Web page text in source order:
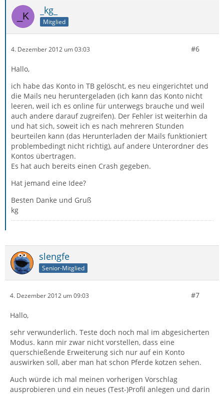
_kg_
Mitglied
4. Dezember 2012 um 03:03 #6
Hallo,
ich habe das Konto in TB gelöscht, es neu eingerichtet und
die Mails neu heruntergeladen (ich kann das Konto nicht
leeren, weil ich es online für unterwegs brauche und weil
auch andere darauf zugreifen). Der Fehler ist weiterhin da
und hat sich, soweit ich es nach mehreren Stunden
beurteilen kann (das Herunterladen der Mails funktioniert
problembedingt nicht richtig), auf andere Unterordner des
Kontos übertragen.
Es hat auch bereits einen Crash gegeben.
Hat jemand eine Idee?
Besten Danke und Gruß
kg
slengfe
Senior-Mitglied
4. Dezember 2012 um 09:03 #7
Hallo,
sehr verwunderlich. Teste doch noch mal im abgesicherten
Modus. kann mir zwar nicht vorstellen, dass eine
querschießende Erweiterung sich nur auf ein Konto
auswirken soll, aber man hat schon Pferde kotzen sehen.
Auch würde ich mal meinen vorherigen Vorschlag
ausprobieren und ein neues (Test-)Profil anlegen und darin